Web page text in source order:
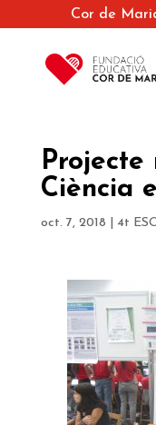
Cor de
Ciència
oct. 7, 2018 4t